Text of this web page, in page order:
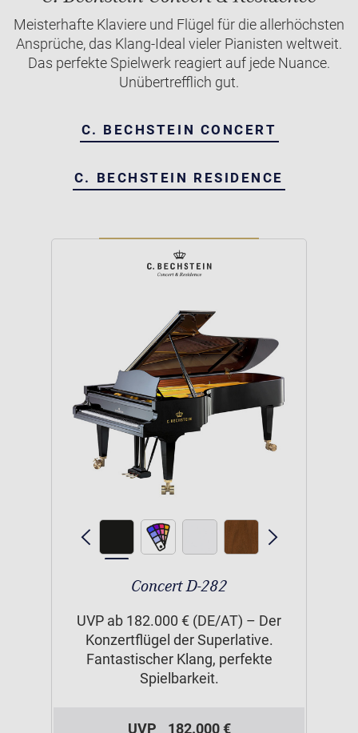
Meisterhafte Klaviere und Flügel für die allerhöchsten
Ansprüche, das Klang-Ideal vieler Pianisten weltweit.
Das perfekte Spielwerk reagiert auf jede Nuance.
Unübertrefflich gut.
C. BECHSTEIN CONCERT
C. BECHSTEIN RESIDENCE
Concert D-282
UVP ab 182.000 € (DE/AT) – Der
Konzertflügel der Superlative.
Fantastischer Klang, perfekte
Spielbarkeit.
UVP 182.000 €